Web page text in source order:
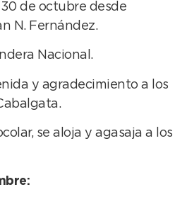
de octubre desde
N. Fernández.
Nacional.
y agradecimiento a los
se aloja y agasaja a los